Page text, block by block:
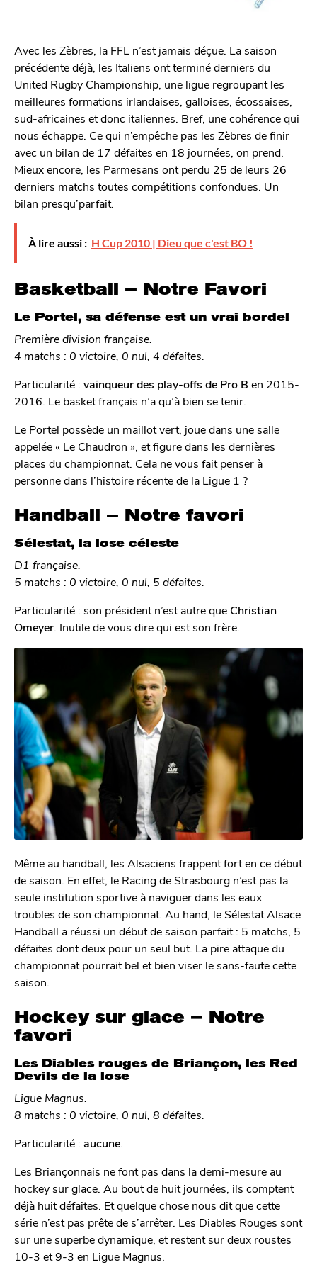
Avec les Zèbres, la FFL n’est jamais déçue. La saison
précédente déjà, les Italiens ont terminé derniers du
United Rugby Championship, une ligue regroupant les
meilleures formations irlandaises, galloises, écossaises,
sud-africaines et donc italiennes. Bref, une cohérence qui
nous échappe. Ce qui n’empêche pas les Zèbres de finir
avec un bilan de 17 défaites en 18 journées, on prend.
Mieux encore, les Parmesans ont perdu 25 de leurs 26
derniers matchs toutes compétitions confondues. Un
bilan presqu’parfait.
À lire aussi : H Cup 2010 | Dieu que c'est BO !
Basketball – Notre Favori
Le Portel, sa défense est un vrai bordel
Première division française.
4 matchs : 0 victoire, 0 nul, 4 défaites.
Particularité : vainqueur des play-offs de Pro B en 2015-
2016. Le basket français n’a qu’à bien se tenir.
Le Portel possède un maillot vert, joue dans une salle
appelée « Le Chaudron », et figure dans les dernières
places du championnat. Cela ne vous fait penser à
personne dans l’histoire récente de la Ligue 1 ?
Handball – Notre favori
Sélestat, la lose céleste
D1 française.
5 matchs : 0 victoire, 0 nul, 5 défaites.
Particularité : son président n’est autre que Christian
Omeyer. Inutile de vous dire qui est son frère.
Même au handball, les Alsaciens frappent fort en ce début
de saison. En effet, le Racing de Strasbourg n’est pas la
seule institution sportive à naviguer dans les eaux
troubles de son championnat. Au hand, le Sélestat Alsace
Handball a réussi un début de saison parfait : 5 matchs, 5
défaites dont deux pour un seul but. La pire attaque du
championnat pourrait bel et bien viser le sans-faute cette
saison.
Hockey sur glace – Notre
favori
Les Diables rouges de Briançon, les Red
Devils de la lose
Ligue Magnus.
8 matchs : 0 victoire, 0 nul, 8 défaites.
Particularité : aucune
Les Briançonnais ne font pas dans la demi-mesure au
hockey sur glace. Au bout de huit journées, ils comptent
déjà huit défaites. Et quelque chose nous dit que cette
série n’est pas prête de s’arrêter. Les Diables Rouges sont
sur une superbe dynamique, et restent sur deux roustes
10-3 et 9-3 en Ligue Magnus.